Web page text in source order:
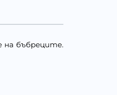
на бъбреците.